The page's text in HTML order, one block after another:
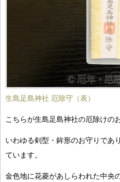
生島足島神社 厄除守（表）
こちらが生島足島神社の厄除けの
いわゆる剣型・鉾形のお守りであ
ています。
金色地に花菱があしらわれた中央